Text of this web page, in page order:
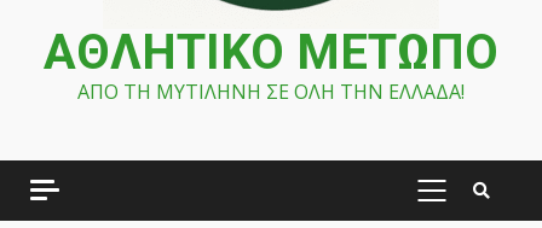
ΑΘΛΗΤΙΚΟ ΜΕΤΩΠΟ
ΑΠΟ ΤΗ ΜΥΤΙΛΗΝΗ ΣΕ ΟΛΗ ΤΗΝ ΕΛΛΑΔΑ!
PRIMARY